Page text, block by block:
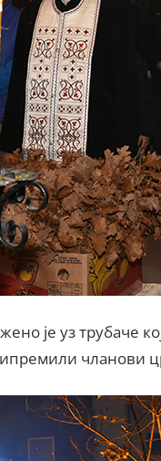
је уз трубаче